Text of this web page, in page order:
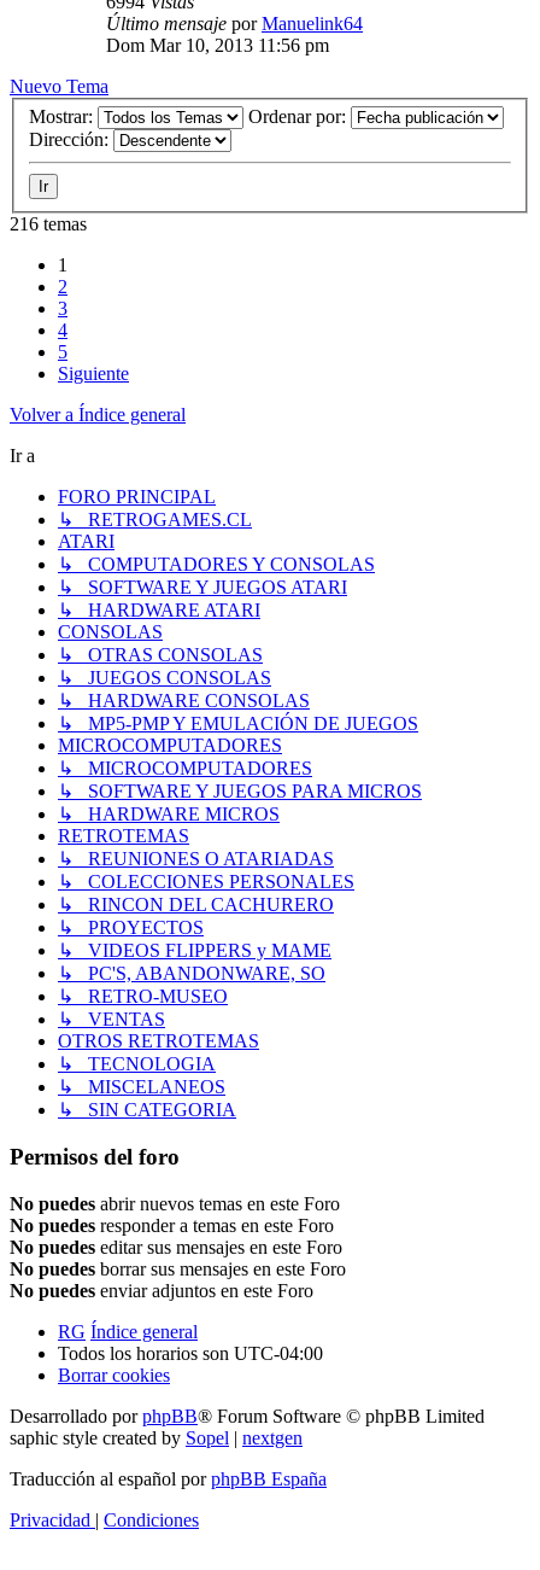
Último mensaje porManuelink64
Dom Mar 10, 2013 11:56 pm
Nuevo Tema
Mostrar:
Ordenar por:
Dirección:
216 temas
1
2
3
4
5
Siguiente
Volver a Índice general
Ir a
FORO PRINCIPAL
↳ RETROGAMES.CL
ATARI
↳ COMPUTADORES Y CONSOLAS
↳ SOFTWARE Y JUEGOS ATARI
↳ HARDWARE ATARI
CONSOLAS
↳ OTRAS CONSOLAS
↳ JUEGOS CONSOLAS
↳ HARDWARE CONSOLAS
↳ MP5-PMP Y EMULACIÓN DE JUEGOS
MICROCOMPUTADORES
↳ MICROCOMPUTADORES
↳ SOFTWARE Y JUEGOS PARA MICROS
↳ HARDWARE MICROS
RETROTEMAS
↳ REUNIONES O ATARIADAS
↳ COLECCIONES PERSONALES
↳ RINCON DEL CACHURERO
↳ PROYECTOS
↳ VIDEOS FLIPPERS y MAME
↳ PC'S, ABANDONWARE, SO
↳ RETRO-MUSEO
↳ VENTAS
OTROS RETROTEMAS
↳ TECNOLOGIA
↳ MISCELANEOS
↳ SIN CATEGORIA
Permisos del foro
No puedes abrir nuevos temas en este Foro
No puedes responder a temas en este Foro
No puedes editar sus mensajes en este Foro
No puedes borrar sus mensajes en este Foro
No puedes enviar adjuntos en este Foro
RG Índice general
Todos los horarios son UTC-04:00
Borrar cookies
Desarrollado porphpBB® Forum Software © phpBB Limited
saphic style created by Sopel | nextgen
Traducción al español porphpBB España
Privacidad | Condiciones